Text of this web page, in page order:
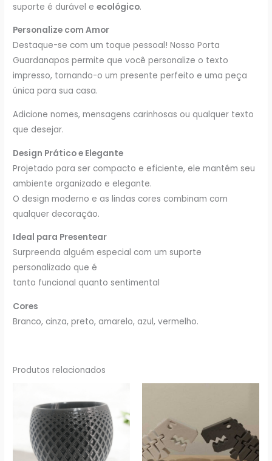
suporte é durável eecológico.
Personalize com Amor
Destaque-se com um toque pessoal! Nosso Porta
Guardanapos permite que você personalize o texto
impresso, tornando-o um presente perfeito e uma peça
única para sua casa.
Adicione nomes, mensagens carinhosas ou qualquer texto
que desejar.
Design Prático e Elegante
Projetado para ser compacto e eficiente, ele mantém seu
ambiente organizado e elegante.
O design moderno e as lindas cores combinam com
qualquer decoração.
Ideal para Presentear
Surpreenda alguém especial com um suporte
personalizado que é
tanto funcional quanto sentimental
Cores
Branco, cinza, preto, amarelo, azul, vermelho.
Produtos relacionados